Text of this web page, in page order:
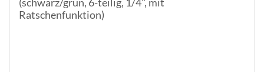
Ratschenfunktion)